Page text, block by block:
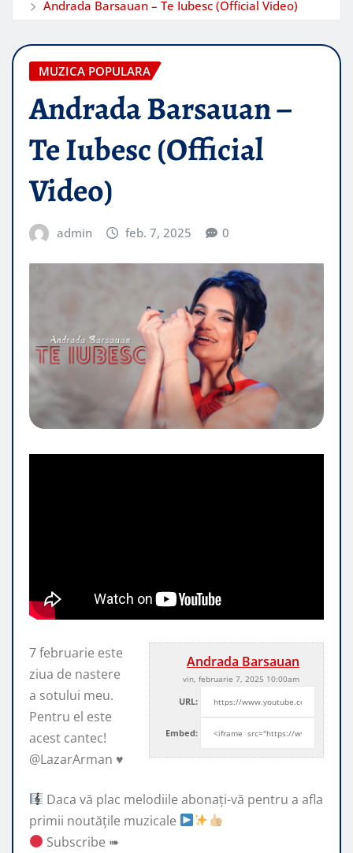
Andrada Barsauan – Te Iubesc (Official Video)
MUZICA POPULARA
Andrada Barsauan –
Te Iubesc (Official
Video)
admin feb. 7, 2025 0
Andrada Barsauan
vin, februarie 7, 2025 10:00am
URL:
Embed:
7 februarie este
ziua de nastere
a sotului meu.
Pentru el este
acest cantec!
@LazarArman ♥️
Daca vă plac melodiile abonați-vă pentru a afla
primii noutățile muzicale
Subscribe ➠